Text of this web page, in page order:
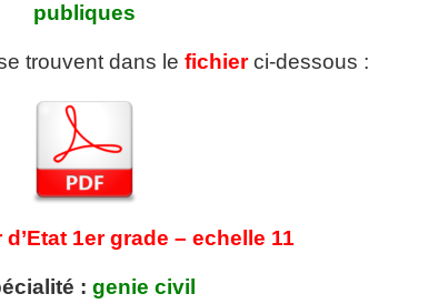
publiques
trouvent dans le fichier ci-dessous :
1er grade – echelle 11
: genie civil